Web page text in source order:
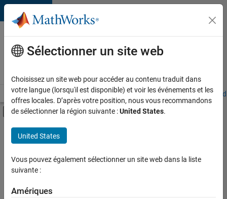
Passer au contenu
Votre
carrière
chez
Accueil Explorer nos opportunités Adresses de nos bureaux
Activer/désactiver l'affichage du menu
Contenu principal
FILTRER PAR
Applications et outils commerciaux
Développement de produits
Gestion des programmes
Sélectionner un site web
Choisissez un site web pour accéder au contenu traduit dans
votre langue (lorsqu'il est disponible) et voir les événements et les
offres locales. D’après votre position, nous vous recommandons
de sélectionner la région suivante :United States.
United States
Vous pouvez également sélectionner un site web dans la liste
suivante :
Amériques